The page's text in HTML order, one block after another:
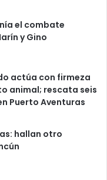
el combate
y Gino
actúa con firmeza
animal; rescata seis
Puerto Aventuras
hallan otro